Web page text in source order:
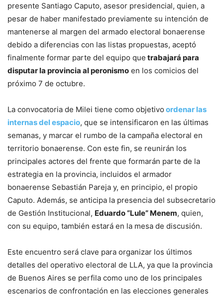
presente Santiago Caputo, asesor presidencial, quien, a
pesar de haber manifestado previamente su intención de
mantenerse al margen del armado electoral bonaerense
debido a diferencias con las listas propuestas, aceptó
finalmente formar parte del equipo que trabajará para
disputar la provincia al peronismo en los comicios del
próximo 7 de octubre.
La convocatoria de Milei tiene como objetivo ordenar las
internas del espacio, que se intensificaron en las últimas
semanas, y marcar el rumbo de la campaña electoral en
territorio bonaerense. Con este fin, se reunirán los
principales actores del frente que formarán parte de la
estrategia en la provincia, incluidos el armador
bonaerense Sebastián Pareja y, en principio, el propio
Caputo. Además, se anticipa la presencia del subsecretario
de Gestión Institucional, Eduardo “Lule” Menem, quien,
con su equipo, también estará en la mesa de discusión.
Este encuentro será clave para organizar los últimos
detalles del operativo electoral de LLA, ya que la provincia
de Buenos Aires se perfila como uno de los principales
escenarios de confrontación en las elecciones generales